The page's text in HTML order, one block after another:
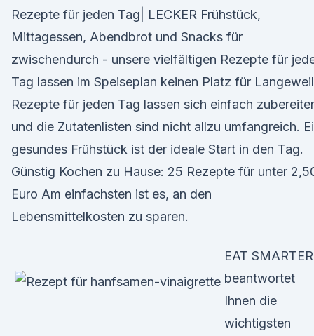
Rezepte für jeden Tag| LECKER Frühstück,
Mittagessen, Abendbrot und Snacks für
zwischendurch - unsere vielfältigen Rezepte für
Tag lassen im Speiseplan keinen Platz für
Rezepte für jeden Tag lassen sich einfach
und die Zutatenlisten sind nicht allzu umfangreich.
gesundes Frühstück ist der ideale Start in den Tag.
Günstig Kochen zu Hause: 25 Rezepte für unter
Euro Am einfachsten ist es, an den
Lebensmittelkosten zu sparen.
EAT SMARTER
beantwortet
Ihnen die
wichtigsten